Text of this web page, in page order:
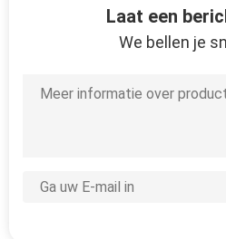
Laat een
We bellen je